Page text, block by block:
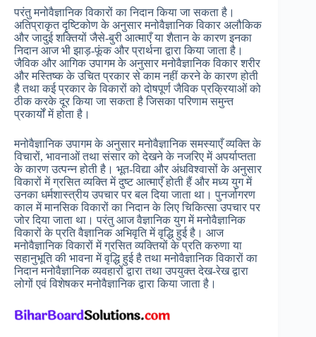
परंतु मनोवैज्ञानिक विकारों का निदान किया जा सकता है।
अतिप्राकृत दृष्टिकोण के अनुसार मनोवैज्ञानिक विकार अलौकिक
और जादुई शक्तियों जैसे-बुरी आत्माएँ या शैतान के कारण इनका
निदान आज भी झाड़-फूंक और प्रार्थना द्वारा किया जाता है।
जैविक और आगिक उपागम के अनुसार मनोवैज्ञानिक विकार शरीर
और मस्तिष्क के उचित प्रकार से काम नहीं करने के कारण होती
है तथा कई प्रकार के विकारों को दोषपूर्ण जैविक प्रक्रियाओं को
ठीक करके दूर किया जा सकता है जिसका परिणाम समुन्त
प्रकार्यों में होता है।
मनोवैज्ञानिक उपागम के अनुसार मनोवैज्ञानिक समस्याएँ व्यक्ति के
विचारों, भावनाओं तथा संसार को देखने के नजरिए में अपर्याप्तता
के कारण उत्पन्न होती है। भूत-विद्या और अंधविश्वासों के अनुसार
विकारों में ग्रसित व्यक्ति में दुष्ट आत्माएँ होती हैं और मध्य युग में
उनका धर्मशास्त्रीय उपचार पर बल दिया जाता था। पुनर्जागरण
काल में मानसिक विकारों का निदान के लिए चिकित्सा उपचार पर
जोर दिया जाता था। परंतु आज वैज्ञानिक युग में मनोवैज्ञानिक
विकारों के प्रति वैज्ञानिक अभिवृति में वृद्धि हुई है। आज
मनोवैज्ञानिक विकारों में ग्रसित व्यक्तियों के प्रति करुणा या
सहानुभूति की भावना में वृद्धि हुई है तथा मनोवैज्ञानिक विकारों का
निदान मनोवैज्ञानिक व्यवहारों द्वारा तथा उपयुक्त देख-रेख द्वारा
लोगों एवं विशेषकर मनोवैज्ञानिक द्वारा किया जाता है।